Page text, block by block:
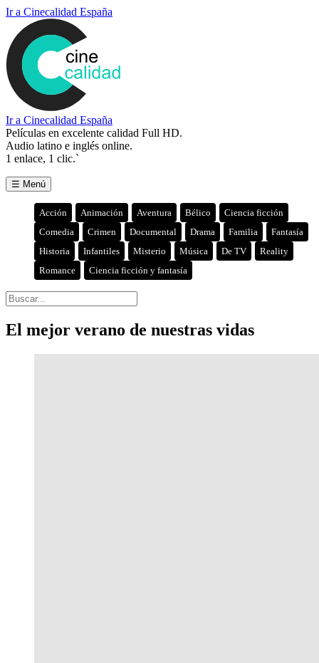
Ir a Cinecalidad España
Ir a Cinecalidad España
Películas en excelente calidad Full HD.
Audio latino e inglés online.
1 enlace, 1 clic.`
☰ Menú
Acción Animación Aventura Bélico
Ciencia ficción
Comedia
Crimen Documental Drama Familia
Fantasía
Historia
Infantiles Misterio Música De TV
Reality
Romance
Ciencia ficción y fantasía
El mejor verano de nuestras vidas